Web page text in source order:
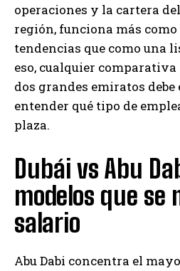
operaciones y la cartera
región, funciona más
tendencias que como una
eso, cualquier
dos grandes emiratos debe
entender qué tipo de
plaza.
Dubái vs Abu
modelos que se
salario
Abu Dabi concentra el